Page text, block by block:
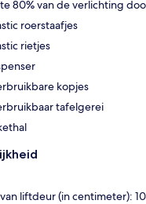
80% van de verlichting
roerstaafjes
rietjes
kopjes
tafelgerei
liftdeur (in centimeter):